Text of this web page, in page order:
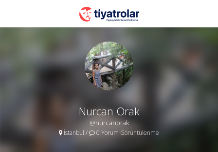
Nurcan Orak
@nurcanorak
İstanbul / 0 Yorum Görüntülenme